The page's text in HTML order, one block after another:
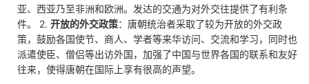
亚、西亚乃至非洲和欧洲。发达的交通为对外交往提供了有利条
件。 2. 开放的外交政策：唐朝统治者采取了较为开放的外交政
策，鼓励各国使节、商人、学者等来华访问、交流和学习，同时也
派遣使臣、僧侣等出访外国，加强了中国与世界各国的联系和友好
往来，使得唐朝在国际上享有很高的声望。